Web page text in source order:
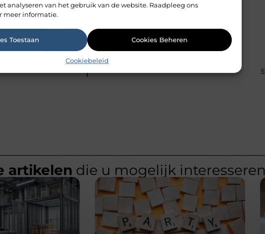
analyseren van het gebruik van de website. Raadpleeg ons
meer informatie.
Toestaan Cookies Beheren
Cookiebeleid
artikelen die u mogelijk interesseren